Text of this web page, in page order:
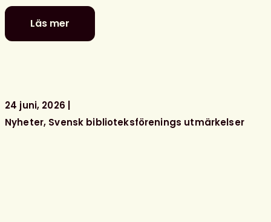
Läs mer
Glad
sommar
24 juni, 2026
Nyheter Svensk biblioteksförenings utmärkelser